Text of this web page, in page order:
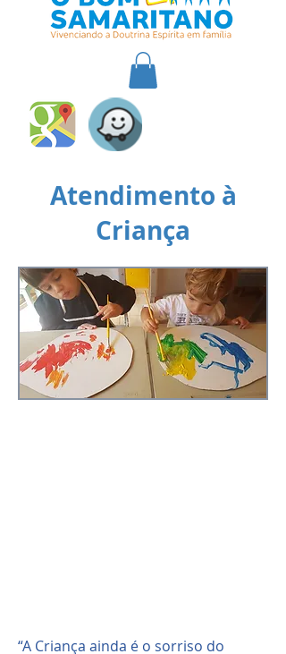
Atendimento à
Criança
“A Criança ainda é o sorriso do